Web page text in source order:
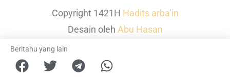
Copyright 1421H Hadits arba’in
Desain oleh Abu Hasan
Beritahu yang lain